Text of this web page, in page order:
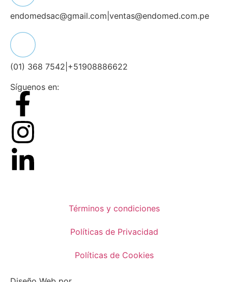
endomedsac@gmail.com ventas@endomed.com.pe
(01) 368 7542 +51908886622
Síguenos en:
Términos y condiciones
Políticas de Privacidad
Políticas de Cookies